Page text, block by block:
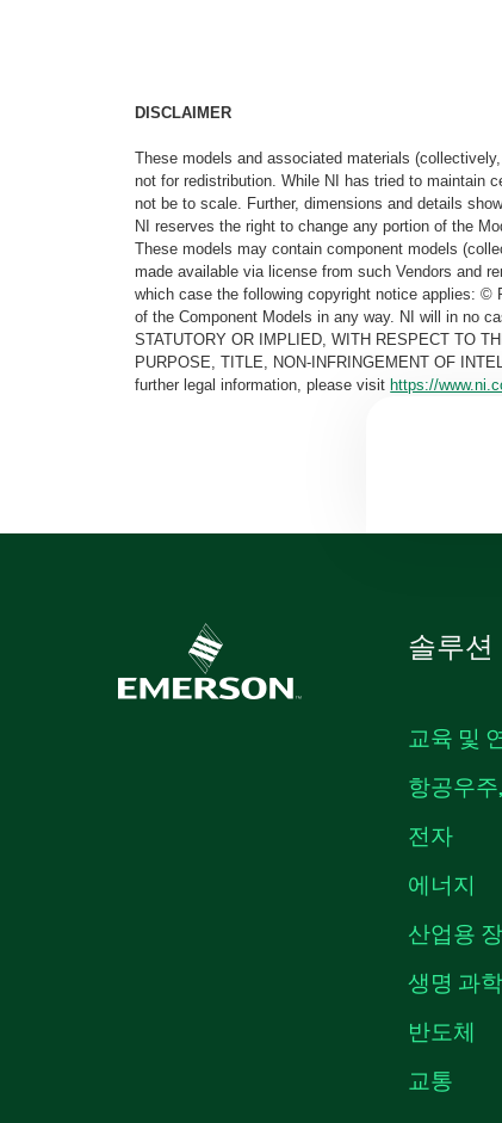
DISCLAIMER
These models and associated materials
not for redistribution. While NI has tried to maintain
not be to scale. Further, dimensions and details
NI reserves the right to change any portion of the
These models may contain component models
made available via license from such Vendors and
which case the following copyright notice applies: ©
of the Component Models in any way. NI will in no
STATUTORY OR IMPLIED, WITH RESPECT TO
PURPOSE, TITLE, NON-INFRINGEMENT OF
further legal information, please visithttps://
솔루션
교육 및
항공우
전자
에너지
산업용
생명 과학
반도체
교통